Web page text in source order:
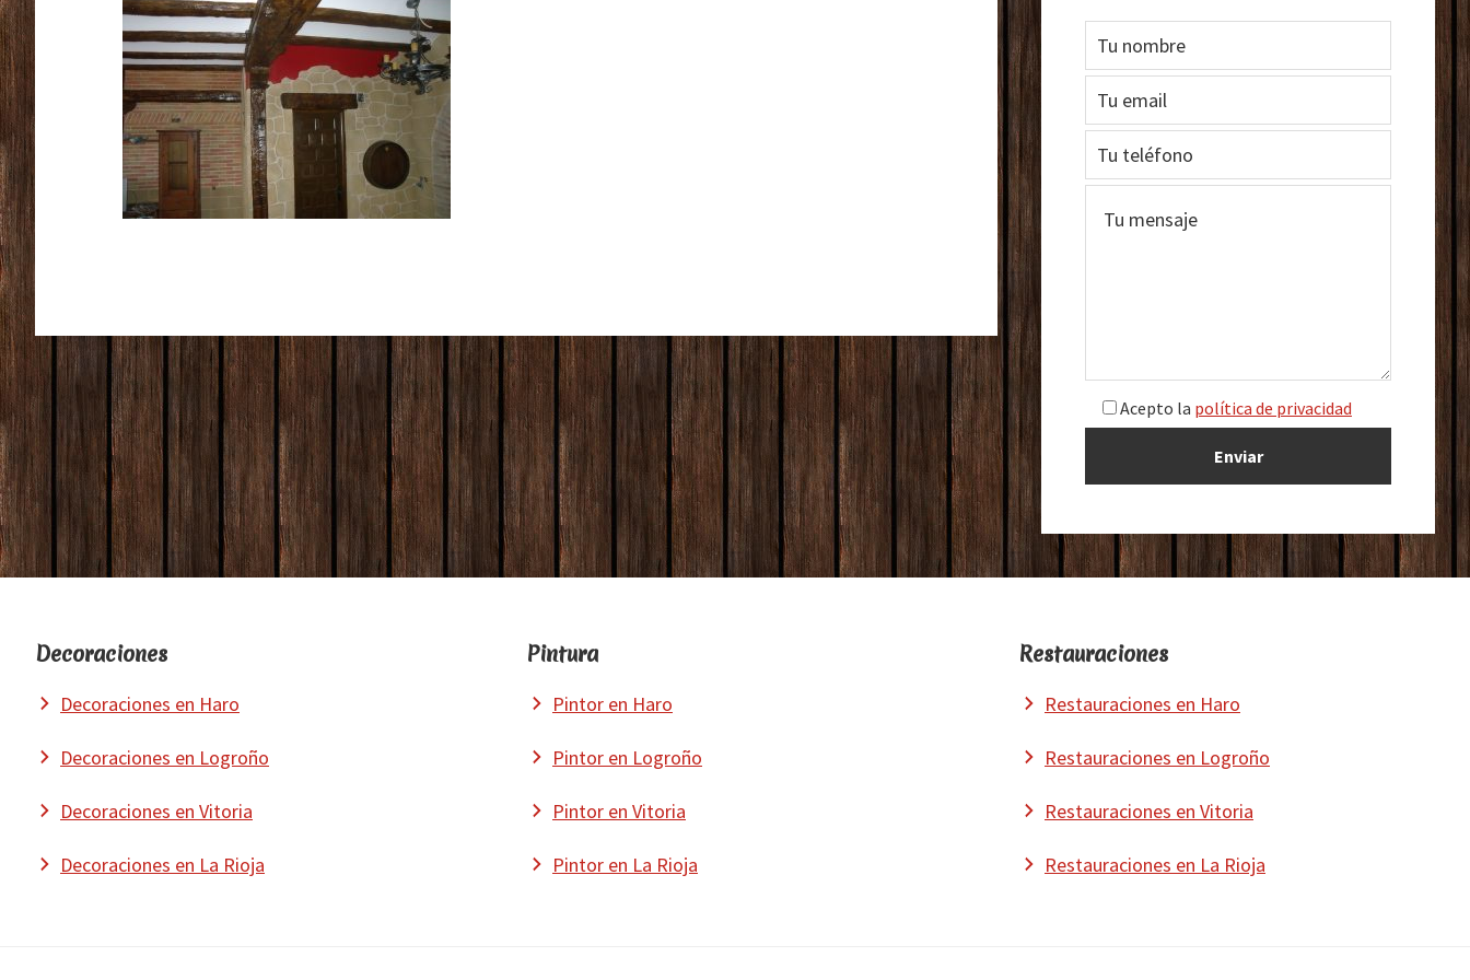
Acepto la política de privacidad
Footer
Decoraciones
Decoraciones en Haro
Decoraciones en Logroño
Decoraciones en Vitoria
Decoraciones en La Rioja
Pintura
Pintor en Haro
Pintor en Logroño
Pintor en Vitoria
Pintor en La Rioja
Restauraciones
Restauraciones en Haro
Restauraciones en Logroño
Restauraciones en Vitoria
Restauraciones en La Rioja